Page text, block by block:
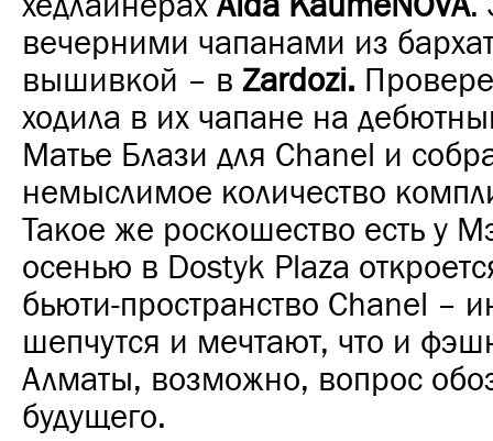
вечерними чапанами из
вышивкой – в Zardozi.
ходила в их чапане на
Матье Блази для Chanel и
немыслимое количество
Такое же роскошество есть у
осенью в Dostyk Plaza
бьюти-пространство Chanel –
шепчутся и мечтают, что и
Алматы, возможно, вопрос
будущего.